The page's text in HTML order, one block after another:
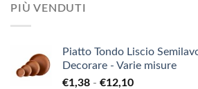
PIÙ VENDUTI
Piatto Tondo Liscio
Decorare - Varie misure
€1,38 - €12,10Fascia